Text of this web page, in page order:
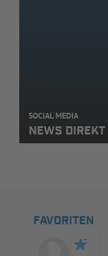
SOCIAL MEDIA
NEWS
FAVORITEN